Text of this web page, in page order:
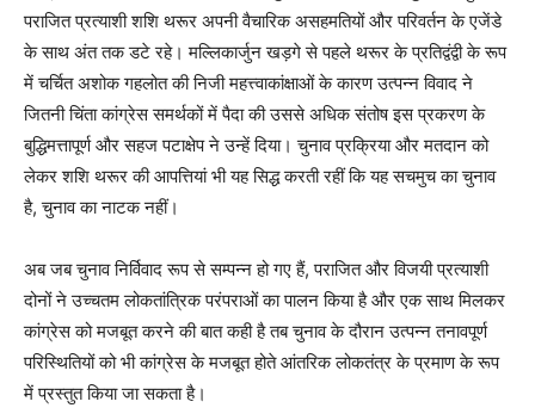
पराजित प्रत्याशी शशि थरूर अपनी वैचारिक असहमतियों और परिवर्तन के एजेंडे
के साथ अंत तक डटे रहे। मल्लिकार्जुन खड़गे से पहले थरूर के प्रतिद्वंद्वी के रूप
में चर्चित अशोक गहलोत की निजी महत्त्वाकांक्षाओं के कारण उत्पन्न विवाद ने
जितनी चिंता कांग्रेस समर्थकों में पैदा की उससे अधिक संतोष इस प्रकरण के
बुद्धिमत्तापूर्ण और सहज पटाक्षेप ने उन्हें दिया। चुनाव प्रक्रिया और मतदान को
लेकर शशि थरूर की आपत्तियां भी यह सिद्ध करती रहीं कि यह सचमुच का चुनाव
है, चुनाव का नाटक नहीं।
अब जब चुनाव निर्विवाद रूप से सम्पन्न हो गए हैं, पराजित और विजयी प्रत्याशी
दोनों ने उच्चतम लोकतांत्रिक परंपराओं का पालन किया है और एक साथ मिलकर
कांग्रेस को मजबूत करने की बात कही है तब चुनाव के दौरान उत्पन्न तनावपूर्ण
परिस्थितियों को भी कांग्रेस के मजबूत होते आंतरिक लोकतंत्र के प्रमाण के रूप
में प्रस्तुत किया जा सकता है।